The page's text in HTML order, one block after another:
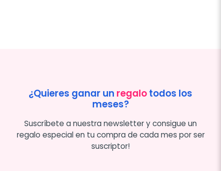
¿Quieres ganar un regalotodos los
meses?
Suscríbete a nuestra newsletter y consigue un
regalo especial en tu compra de cada mes por ser
suscriptor!